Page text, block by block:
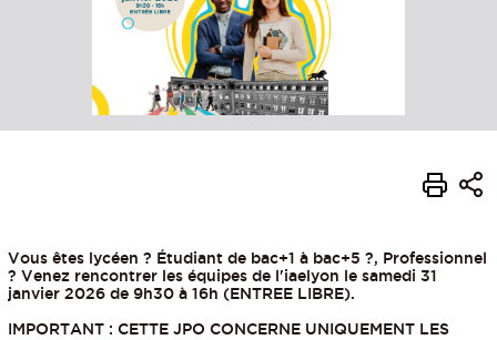
Vous êtes lycéen ? Étudiant de bac+1 à bac+5 ?, Professionnel
? Venez rencontrer les équipes de l'iaelyon le samedi 31
janvier 2026 de 9h30 à 16h (ENTREE LIBRE).
IMPORTANT : CETTE JPO CONCERNE UNIQUEMENT LES